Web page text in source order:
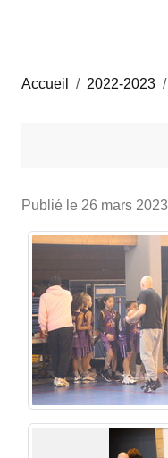
Accueil 2022-2023
Publié le 26 mars 2023